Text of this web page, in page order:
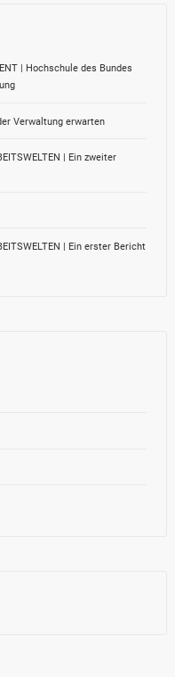
| Hochschule des Bundes
Verwaltung erwarten
| Ein zweiter
| Ein erster Bericht